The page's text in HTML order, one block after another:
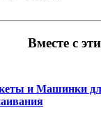
Вместе с
и Машинки